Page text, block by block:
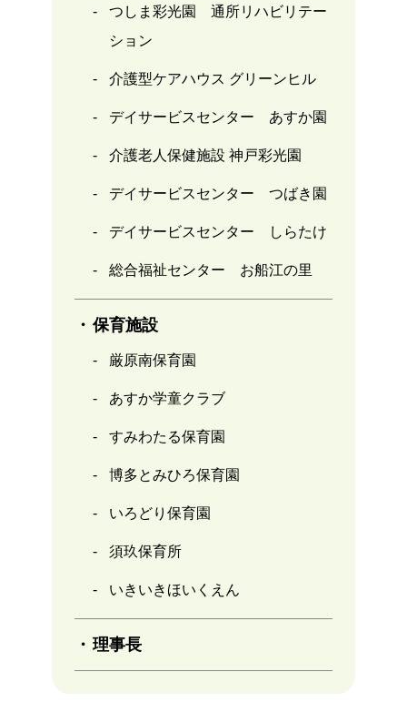
つしま彩光園 通所リハビリテー
ション
介護型ケアハウス グリーンヒル
デイサービスセンター あすか園
介護老人保健施設 神戸彩光園
デイサービスセンター つばき園
デイサービスセンター しらたけ
総合福祉センター お船江の里
保育施設
厳原南保育園
あすか学童クラブ
すみわたる保育園
博多とみひろ保育園
いろどり保育園
須玖保育所
いきいきほいくえん
理事長